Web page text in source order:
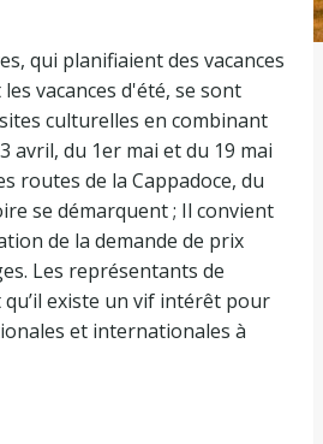
qui planifiaient des vacances
vacances d'été, se sont
culturelles en combinant
avril, du 1er mai et du 19 mai
routes de la Cappadoce, du
se démarquent ; Il convient
de la demande de prix
Les représentants de
existe un vif intérêt pour
et internationales à